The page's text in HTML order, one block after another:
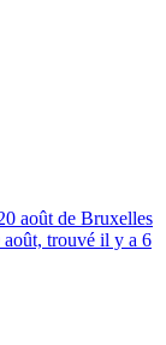
août de Bruxelles
août, trouvé il y a 6